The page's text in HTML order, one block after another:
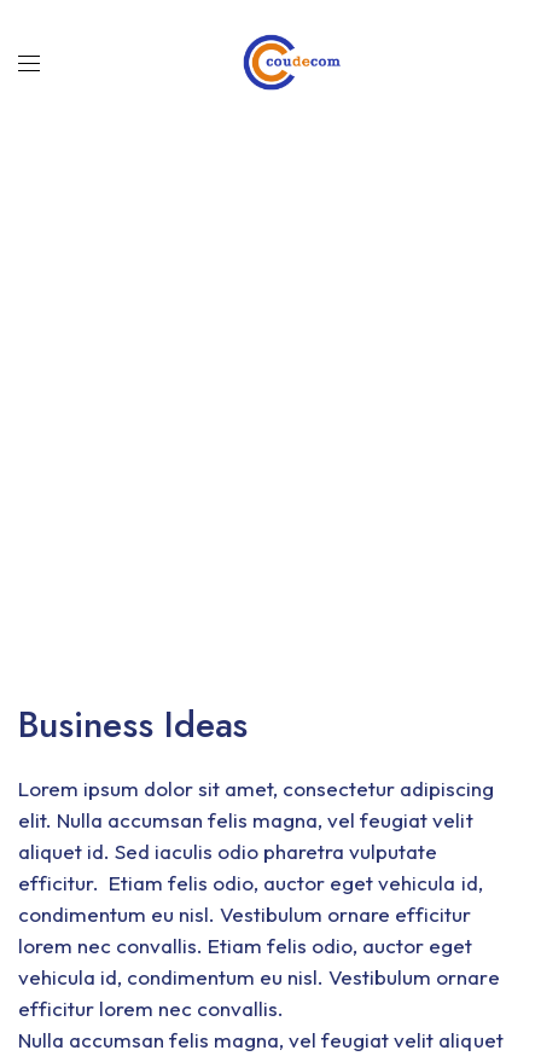
Business Ideas
Lorem ipsum dolor sit amet, consectetur adipiscing
elit. Nulla accumsan felis magna, vel feugiat velit
aliquet id. Sed iaculis odio pharetra vulputate
efficitur. Etiam felis odio, auctor eget vehicula id,
condimentum eu nisl. Vestibulum ornare efficitur
lorem nec convallis. Etiam felis odio, auctor eget
vehicula id, condimentum eu nisl. Vestibulum ornare
efficitur lorem nec convallis.
Nulla accumsan felis magna, vel feugiat velit aliquet